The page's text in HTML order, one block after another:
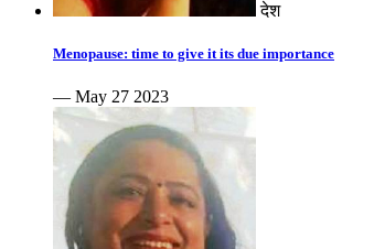
देश
Menopause: time to give it its due importance
— May 27 2023